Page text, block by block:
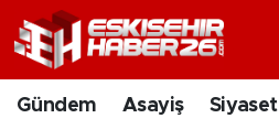
Gündem Asayiş Siyaset
Gündem
Nöbetçi Eczaneler